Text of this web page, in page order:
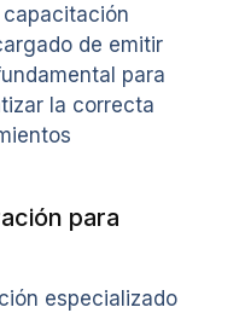
de emitir
para
la correcta
para
especializado